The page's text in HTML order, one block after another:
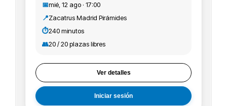
ellas. Además puedes conseguir material promo y
participar en los Skirmish de la tienda. ¡Pásate a jugar
con nosotros o pregunta todas las dudas sin
📅mié, 12 ago · 17:00
📍Zacatrus Madrid Pirámides
⏱️240 minutos
👥20 / 20 plazas libres
Ver detalles
Iniciar sesión